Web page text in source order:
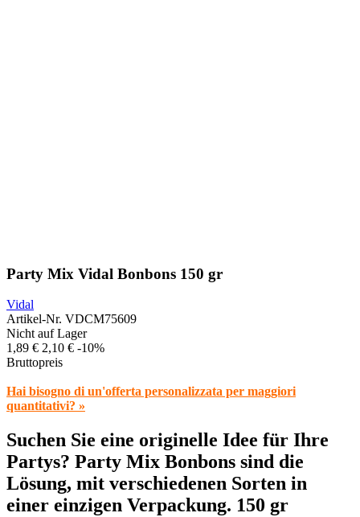
Party Mix Vidal Bonbons 150 gr
Vidal
Artikel-Nr. VDCM75609
Nicht auf Lager
1,89 € 2,10 € -10%
Bruttopreis
Hai bisogno di un'offerta personalizzata per maggiori
quantitativi? »
Suchen Sie eine originelle Idee für Ihre
Partys? Party Mix Bonbons sind die
Lösung, mit verschiedenen Sorten in
einer einzigen Verpackung. 150 gr